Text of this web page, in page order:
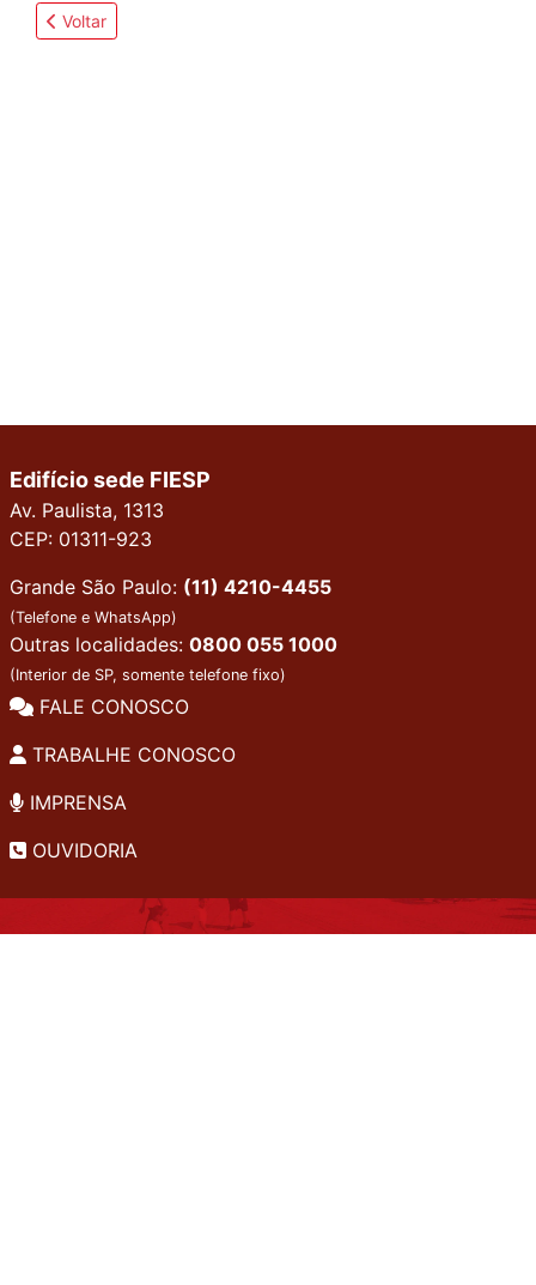
Voltar
Edifício sede FIESP
Av. Paulista, 1313
CEP: 01311-923
Grande São Paulo: (11) 4210-4455
(Telefone e WhatsApp)
Outras localidades: 0800 055 1000
(Interior de SP, somente telefone fixo)
FALE CONOSCO
TRABALHE CONOSCO
IMPRENSA
OUVIDORIA